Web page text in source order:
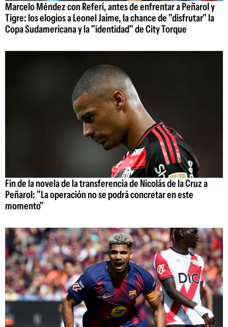
Marcelo Méndez con Referí, antes de enfrentar a Peñarol y
Tigre: los elogios a Leonel Jaime, la chance de "disfrutar" la
Copa Sudamericana y la "identidad" de City Torque
Fin de la novela de la transferencia de Nicolás de la Cruz a
Peñarol: "La operación no se podrá concretar en este
momento"